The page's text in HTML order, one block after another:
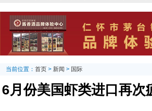
当前位置： 首页 > 新闻 > 国际
6月份美国虾类进口再次